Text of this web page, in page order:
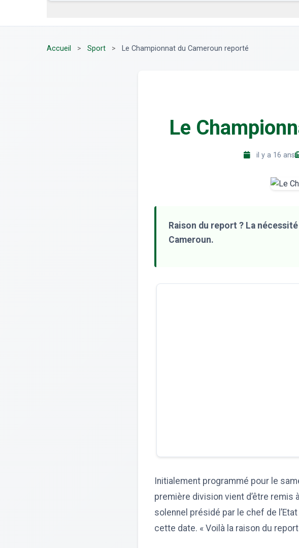
Accueil > Sport > Le Championnat du Cameroun reporté
Le
il y a 16 ans
Raison du report ? La
Cameroun.
Initialement programmé pour le
première division vient d’être remis
solennel présidé par le chef de
cette date. « Voilà la raison du